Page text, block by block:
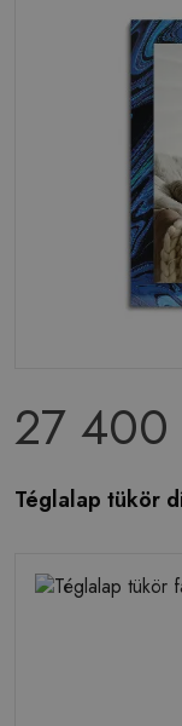
27 400
Téglalap tükör